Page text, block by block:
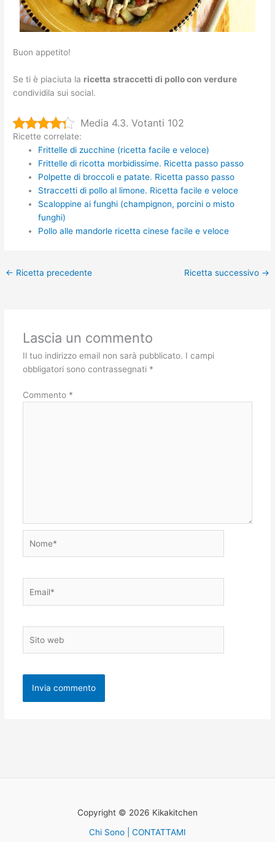
Buon appetito!
Se ti è piaciuta la ricetta straccetti di pollo con verdure
condividila sui social.
Media 4.3. Votanti 102
Ricette correlate:
Frittelle di zucchine (ricetta facile e veloce)
Frittelle di ricotta morbidissime. Ricetta passo passo
Polpette di broccoli e patate. Ricetta passo passo
Straccetti di pollo al limone. Ricetta facile e veloce
Scaloppine ai funghi (champignon, porcini o misto
funghi)
Pollo alle mandorle ricetta cinese facile e veloce
← Ricetta precedente Ricetta successivo →
Lascia un commento
Il tuo indirizzo email non sarà pubblicato. I campi
obbligatori sono contrassegnati *
Commento *
web
Copyright © 2026 Kikakitchen
Chi Sono | CONTATTAMI